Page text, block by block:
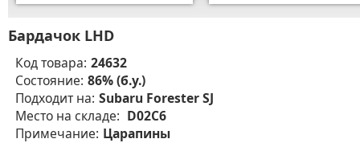
Бардачок LHD
Код товара: 24632
Состояние: 86% (б.у.)
Подходит на: Subaru Forester SJ
Место на складе: D02C6
Примечание: Царапины